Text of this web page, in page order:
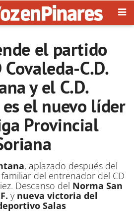
el partido
C.D.
y el C.D.
el nuevo líder
Provincial
, aplazado después del
del entrenador del CD
Descanso del Norma San
y nueva victoria del
Salas